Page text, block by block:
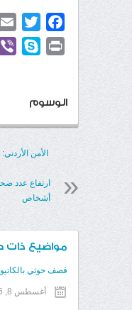
Facebook
Print
الوسوم
الأمن
أشخاص
مواضيع ذات
قصف حوثي
أغسطس 8, 2026